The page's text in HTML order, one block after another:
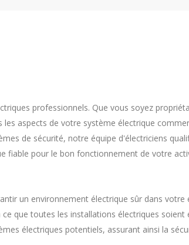
professionnels. Que vous soyez
aspects de votre système électrique
de sécurité, notre équipe d'électriciens
fiable pour le bon fonctionnement de votre
un environnement électrique sûr dans votre
que toutes les installations électriques soient
électriques potentiels, assurant ainsi la